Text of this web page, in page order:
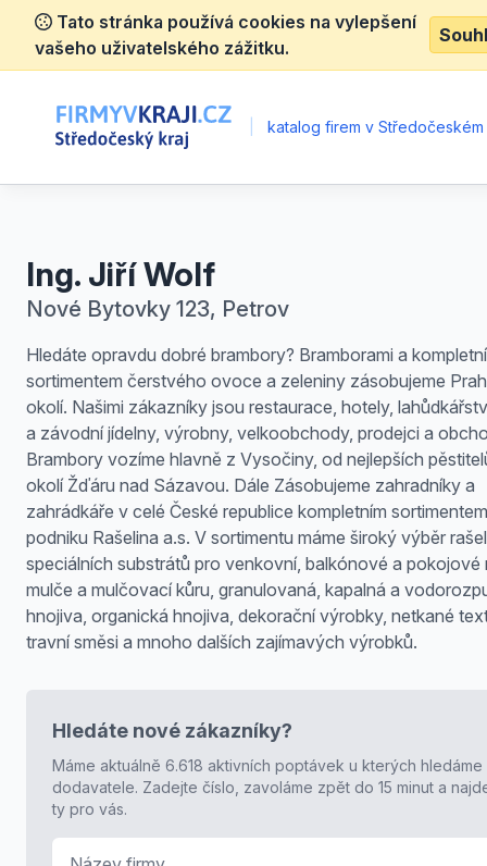
Tato stránka používá cookies na vylepšení
vašeho uživatelského zážitku.
katalog firem v Středočeském
Ing. Jiří Wolf
Nové Bytovky 123, Petrov
Hledáte opravdu dobré brambory? Bramborami a
sortimentem čerstvého ovoce a zeleniny zásobujeme
okolí. Našimi zákazníky jsou restaurace, hotely,
a závodní jídelny, výrobny, velkoobchody, prodejci a
Brambory vozíme hlavně z Vysočiny, od nejlepších
okolí Žďáru nad Sázavou. Dále Zásobujeme zahradníky a
zahrádkáře v celé České republice kompletním sortimentem
podniku Rašelina a.s. V sortimentu máme široký výběr
speciálních substrátů pro venkovní, balkónové a pokojové
mulče a mulčovací kůru, granulovaná, kapalná a
hnojiva, organická hnojiva, dekorační výrobky, netkané
travní směsi a mnoho dalších zajímavých výrobků.
Hledáte nové zákazníky?
Máme aktuálně 6.618 aktivních poptávek u kterých hledáme
dodavatele. Zadejte číslo, zavoláme zpět do 15 minut a
ty pro vás.